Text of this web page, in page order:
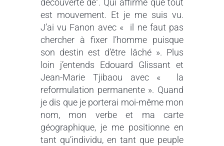
est mouvement. Et je me suis vu.
J’ai vu Fanon avec « il ne faut pas
chercher à fixer l’homme puisque
son destin est d’être lâché ». Plus
loin j’entends Edouard Glissant et
Jean-Marie Tjibaou avec « la
reformulation permanente ». Quand
je dis que je porterai moi-même mon
nom, mon verbe et ma carte
géographique, je me positionne en
tant qu’individu, en tant que peuple